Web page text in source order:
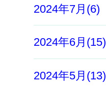
2024年7月(6)
2024年6月(15)
2024年5月(13)